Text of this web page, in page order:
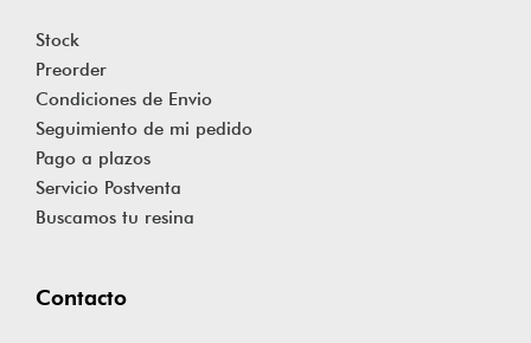
Contacto
Stock
Preorder
Condiciones de Envio
Seguimiento de mi pedido
Pago a plazos
Servicio Postventa
Buscamos tu resina